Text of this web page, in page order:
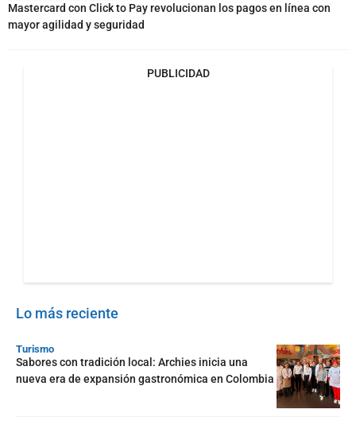
Mastercard con Click to Pay revolucionan los pagos en línea con
mayor agilidad y seguridad
PUBLICIDAD
Lo más reciente
Turismo
Sabores con tradición local: Archies inicia una
nueva era de expansión gastronómica en Colombia